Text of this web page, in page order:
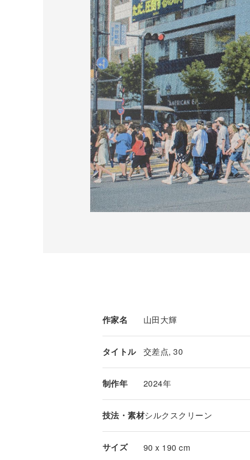
作家名 山田大輝
タイトル 交差点, 30
制作年 2024年
技法・素材シルクスクリーン
サイズ 90 x 190 cm